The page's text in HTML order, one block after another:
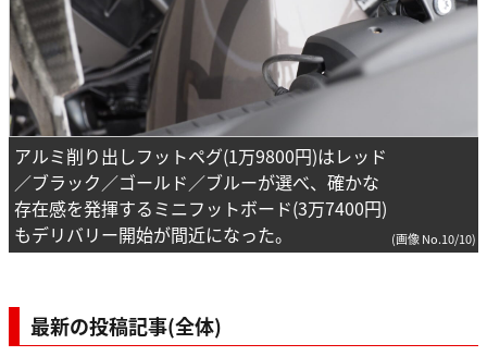
アルミ削り出しフットペグ(1万9800円)はレッド
／ブラック／ゴールド／ブルーが選べ、確かな
存在感を発揮するミニフットボード(3万7400円)
もデリバリー開始が間近になった。
(画像 No.10/10)
最新の投稿記事(全体)